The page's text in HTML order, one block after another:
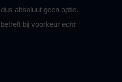
absoluut geen optie.
bij voorkeur echt